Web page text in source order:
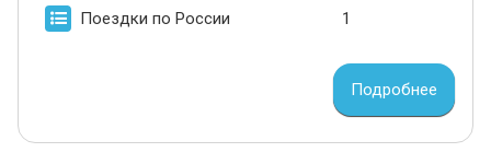
Поездки по России 1
Подробнее